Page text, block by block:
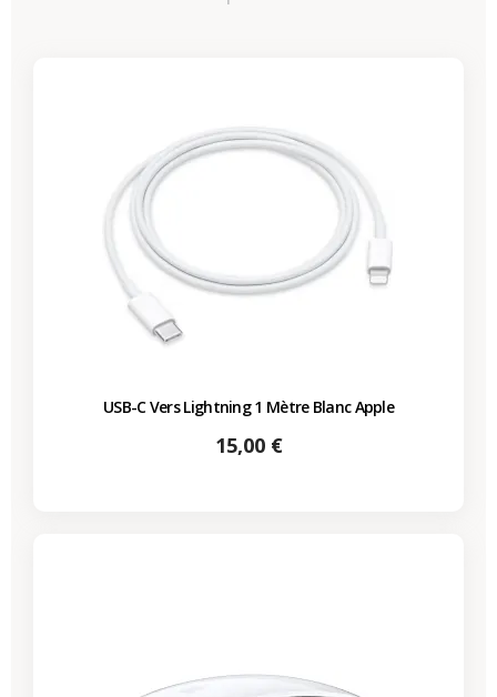
USB-C Vers Lightning 1 Mètre Blanc Apple
Prix
15,00 €